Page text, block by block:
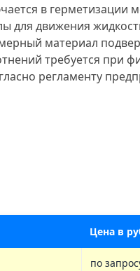
в герметизации
для движения
материал
требуется при
регламенту
Цена в
по